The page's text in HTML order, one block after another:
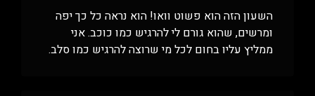
השעון הזה הוא פשוט וואו! הוא נראה כל כך יפה
ומרשים, שהוא גורם לי להרגיש כמו כוכב. אני
ממליץ עליו בחום לכל מי שרוצה להרגיש כמו סלב.